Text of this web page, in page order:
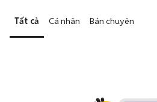
Tất cả Cá nhân Bán chuyên